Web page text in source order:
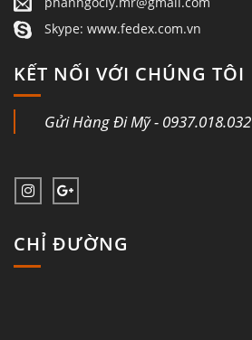
Skype: www.fedex.com.vn
KẾT NỐI VỚI CHÚNG TÔI
Gửi Hàng Đi Mỹ - 0937.018.032
CHỈ ĐƯỜNG